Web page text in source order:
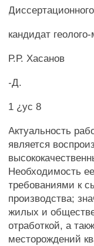
кандидат
Р.Р. Хасанов
-Д.
1 ¿ус 8
Актуальность
является
Необходимость
требованиями к
производства;
жилых и
отработкой, а
месторождений